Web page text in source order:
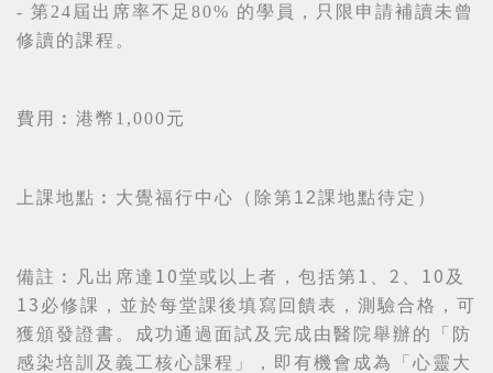
- 第 24 屆出席率不足 80% 的學員，只限申請補讀未曾
修讀的課程。
費用︰港幣 1,000元
上課地點︰大覺福行中心（ 除第 12課地點待定 ）
備註︰凡出席達 10堂或以上者，包括第 1 2 10 及
13 必修課，並於每堂課後填寫回饋表，測驗合格，可
獲頒發證書。成功通過面試及完成由醫院舉辦的「防
感染培訓及義工核心課程」，即有機會成為「心靈大